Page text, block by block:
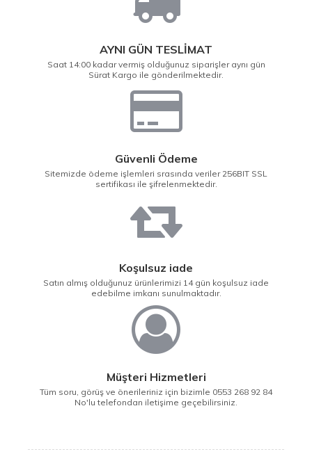
AYNI GÜN TESLİMAT
Saat 14:00 kadar vermiş olduğunuz siparişler aynı gün
Sürat Kargo ile gönderilmektedir.
Güvenli Ödeme
Sitemizde ödeme işlemleri srasında veriler 256BIT SSL
sertifikası ile şifrelenmektedir.
Koşulsuz iade
Satın almış olduğunuz ürünlerimizi 14 gün koşulsuz iade
edebilme imkanı sunulmaktadır.
Müşteri Hizmetleri
Tüm soru, görüş ve önerileriniz için bizimle 0553 268 92 84
No'lu telefondan iletişime geçebilirsiniz.